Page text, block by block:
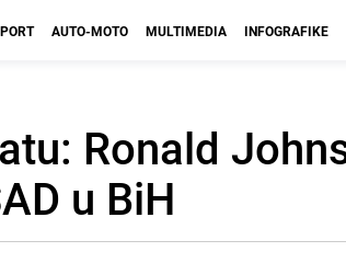
AUTO-MOTO MULTIMEDIA INFOGRAFIKE
Ronald
u BiH